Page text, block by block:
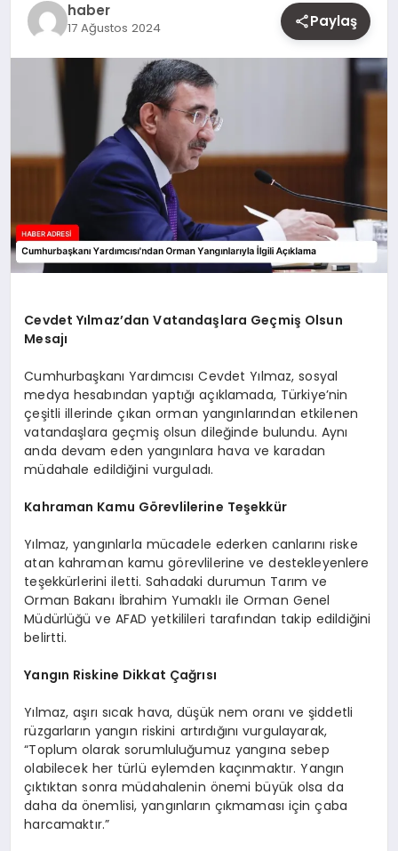
haber
17 Ağustos 2024 Paylaş
Cevdet Yılmaz’dan Vatandaşlara Geçmiş Olsun
Mesajı
Cumhurbaşkanı Yardımcısı Cevdet Yılmaz, sosyal
medya hesabından yaptığı açıklamada, Türkiye’nin
çeşitli illerinde çıkan orman yangınlarından etkilenen
vatandaşlara geçmiş olsun dileğinde bulundu. Aynı
anda devam eden yangınlara hava ve karadan
müdahale edildiğini vurguladı.
Kahraman Kamu Görevlilerine Teşekkür
Yılmaz, yangınlarla mücadele ederken canlarını riske
atan kahraman kamu görevlilerine ve destekleyenlere
teşekkürlerini iletti. Sahadaki durumun Tarım ve
Orman Bakanı İbrahim Yumaklı ile Orman Genel
Müdürlüğü ve AFAD yetkilileri tarafından takip edildiğini
belirtti.
Yangın Riskine Dikkat Çağrısı
Yılmaz, aşırı sıcak hava, düşük nem oranı ve şiddetli
rüzgarların yangın riskini artırdığını vurgulayarak,
“Toplum olarak sorumluluğumuz yangına sebep
olabilecek her türlü eylemden kaçınmaktır. Yangın
çıktıktan sonra müdahalenin önemi büyük olsa da
daha da önemlisi, yangınların çıkmaması için çaba
harcamaktır.”